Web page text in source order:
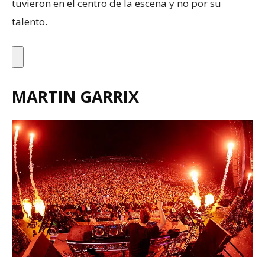
tuvieron en el centro de la escena y no por su
talento.
MARTIN GARRIX